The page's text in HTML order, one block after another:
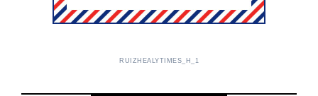
RUIZHEALYTIMES_H_1